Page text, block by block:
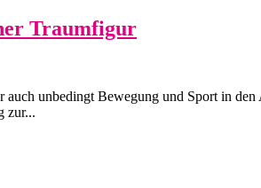
Traumfigur
auch unbedingt Bewegung und Sport in
zur...